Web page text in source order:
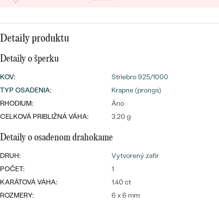
Najpredávanejšie
svadobné
obrúčky
DRAHOKAM
PODĽA MATERIÁLU
PLATINA
S LAB GROWN DIAMANTMI
S PERLAMI
PERSONALIZOVANÉ
SYMBOLICKÉ
MINIMALISTICKÉ
LUXUSNÉ
LUXUSNÉ
Detaily produktu
Detaily o šperku
KOV:
Striebro 925/1000
TYP OSADENIA:
Krapne (prongs)
RHODIUM:
Áno
CELKOVÁ PRIBLIŽNÁ VÁHA:
3.20 g
Detaily o osadenom drahokame
DRUH:
Vytvorený zafír
POČET:
1
KARÁTOVÁ VÁHA:
1.40 ct
ROZMERY:
6 x 6 mm